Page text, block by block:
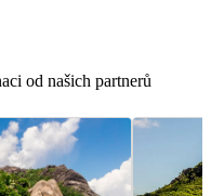
od našich partnerů